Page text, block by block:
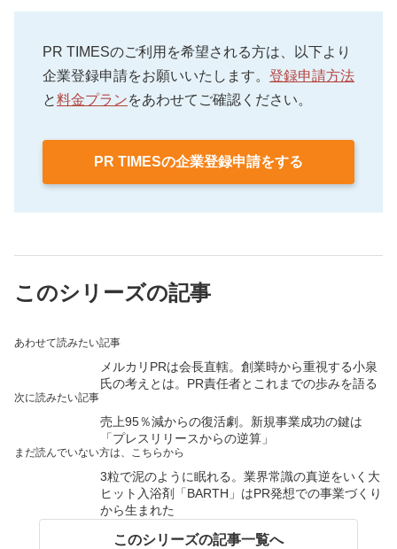
PR TIMESのご利用を希望される方は、以下より
企業登録申請をお願いいたします。 登録申請方法
と料金プランをあわせてご確認ください。
PR TIMESの企業登録申請をする
このシリーズの記事
あわせて読みたい記事
メルカリPRは会長直轄。創業時から重視する小泉
氏の考えとは。PR責任者とこれまでの歩みを語る
次に読みたい記事
売上95％減からの復活劇。新規事業成功の鍵は
「プレスリリースからの逆算」
まだ読んでいない方は、こちらから
3粒で泥のように眠れる。業界常識の真逆をいく大
ヒット入浴剤「BARTH」はPR発想での事業づくり
から生まれた
このシリーズの記事一覧へ